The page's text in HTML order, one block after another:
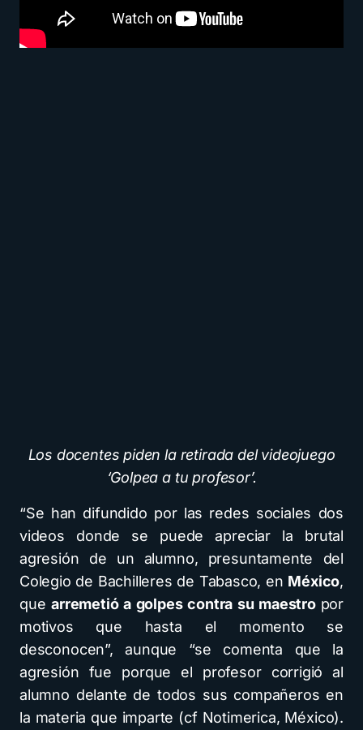
Los docentes piden la retirada del videojuego
‘Golpea a tu profesor’.
“Se han difundido por las redes sociales dos
videos donde se puede apreciar la brutal
agresión de un alumno, presuntamente del
Colegio de Bachilleres de Tabasco, en México,
quearremetió a golpes contra su maestro por
motivos que hasta el momento se
desconocen”, aunque “se comenta que la
agresión fue porque el profesor corrigió al
alumno delante de todos sus compañeros en
la materia que imparte (cf Notimerica, México).